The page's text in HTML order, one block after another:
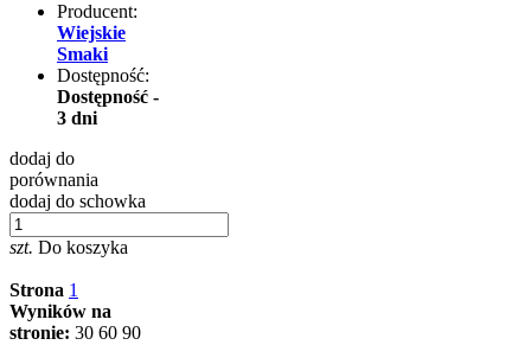
Producent:
Wiejskie
Smaki
Dostępność:
Dostępność -
3 dni
dodaj do
porównania
dodaj do schowka
szt. Do koszyka
Strona 1
Wyników na
stronie: 30 60 90